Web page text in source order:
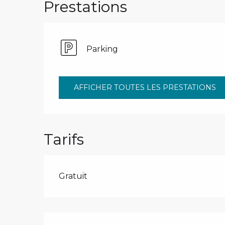
Prestations
Parking
AFFICHER TOUTES LES PRESTATIONS
Tarifs
Gratuit